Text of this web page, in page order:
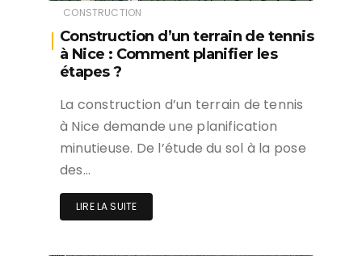
CONSTRUCTION
Construction d’un terrain de tennis
à Nice : Comment planifier les
étapes ?
La construction d’un terrain de tennis
à Nice demande une planification
minutieuse. De l’étude du sol à la pose
des…
LIRE LA SUITE